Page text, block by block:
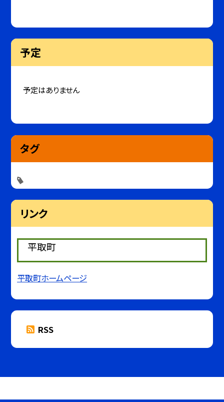
予定
予定はありません
タグ
リンク
平取町
平取町ホームページ
RSS